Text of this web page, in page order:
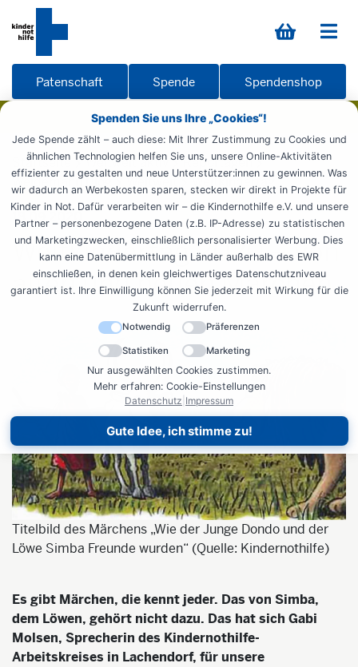
Spenden Sie uns Ihre „Cookies“!
Jede Spende zählt – auch diese: Mit Ihrer Zustimmung zu Cookies und
ähnlichen Technologien helfen Sie uns, unsere Online-Aktivitäten
effizienter zu gestalten und neue Unterstützer:innen zu gewinnen. Was
wir dadurch an Werbekosten sparen, stecken wir direkt in Projekte für
Kinder in Not. Dafür verarbeiten wir – die Kindernothilfe e.V. und unsere
Partner – personenbezogene Daten (z.B. IP-Adresse) zu statistischen
und Marketingzwecken, einschließlich personalisierter Werbung. Dies
kann eine Datenübermittlung in Länder außerhalb des EWR
einschließen, in denen kein gleichwertiges Datenschutzniveau
garantiert ist. Ihre Einwilligung können Sie jederzeit mit Wirkung für die
Zukunft widerrufen.
Notwendig Präferenzen
Statistiken Marketing
Nur ausgewählten Cookies zustimmen.
Mehr erfahren: Cookie-Einstellungen
Datenschutz Impressum
Gute Idee, ich stimme zu!
Patenschaft Spende Spendenshop
Startseite Weltweit aktiv
Reportagen
Weidemann Blog
Weltweit Weltkindertag
18.09.2020
Weltkindertag 2020 – von
alten und neuen Märchen
Titelbild des Märchens „Wie der Junge Dondo und der
Löwe Simba Freunde wurden“ (Quelle: Kindernothilfe)
Es gibt Märchen, die kennt jeder. Das von Simba,
dem Löwen, gehört nicht dazu. Das hat sich Gabi
Molsen, Sprecherin des Kindernothilfe-
Arbeitskreises in Lachendorf, für unsere